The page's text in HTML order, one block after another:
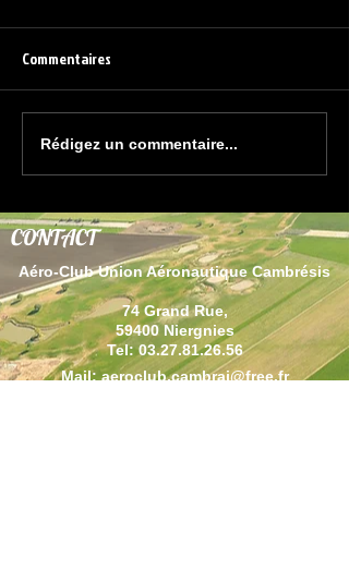
Commentaires
Rédigez un commentaire...
CONTACT
Aéro-Club Union Aéronautique Cambrésis
74 Grand Rue,
59400 Niergnies
Tel:03.27.81.26.56
Mail: aeroclub.cambrai@free.fr